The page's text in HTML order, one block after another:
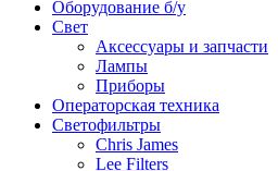
Оборудование б/у
Свет
Аксессуары и запчасти
Лампы
Приборы
Операторская техника
Светофильтры
Chris James
Lee Filters